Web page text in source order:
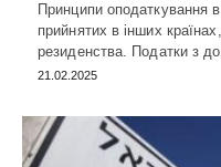
Принципи оподаткування в
прийнятих в інших
резиденства. Податки з
21.02.2025